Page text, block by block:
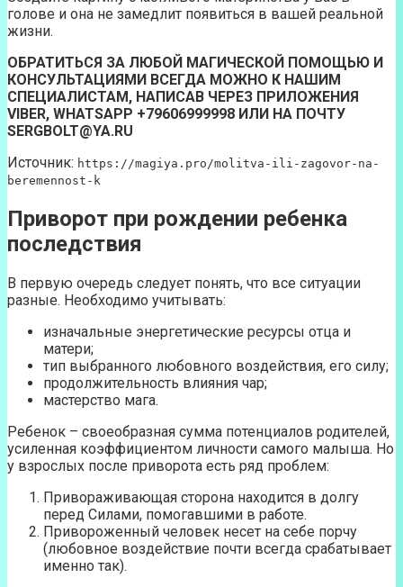
голове и она не замедлит появиться в вашей реальной
жизни.
ОБРАТИТЬСЯ ЗА ЛЮБОЙ МАГИЧЕСКОЙ ПОМОЩЬЮ И
КОНСУЛЬТАЦИЯМИ ВСЕГДА МОЖНО К НАШИМ
СПЕЦИАЛИСТАМ, НАПИСАВ ЧЕРЕЗ ПРИЛОЖЕНИЯ
VIBER, WHATSAPP +79606999998 ИЛИ НА ПОЧТУ
SERGBOLT@YA.RU
Источник: https://magiya.pro/molitva-ili-zagovor-na-
beremennost-k
Приворот при рождении ребенка
последствия
В первую очередь следует понять, что все ситуации
разные. Необходимо учитывать:
изначальные энергетические ресурсы отца и
матери;
тип выбранного любовного воздействия, его силу;
продолжительность влияния чар;
мастерство мага.
Ребенок – своеобразная сумма потенциалов родителей,
усиленная коэффициентом личности самого малыша. Но
у взрослых после приворота есть ряд проблем:
Привораживающая сторона находится в долгу
перед Силами, помогавшими в работе.
Привороженный человек несет на себе порчу
(любовное воздействие почти всегда срабатывает
именно так).